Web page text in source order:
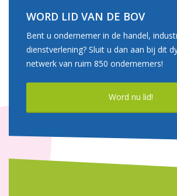
WORD LID VAN DE BOV
Bent u ondernemer in de handel,
dienstverlening? Sluit u dan aan bij dit
netwerk van ruim 850 ondernemers!
Word nu lid!